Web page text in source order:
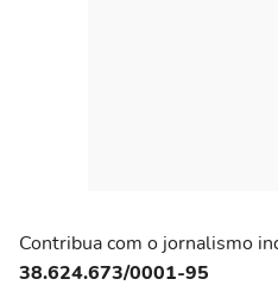
Contribua com o jornalismo
38.624.673/0001-95